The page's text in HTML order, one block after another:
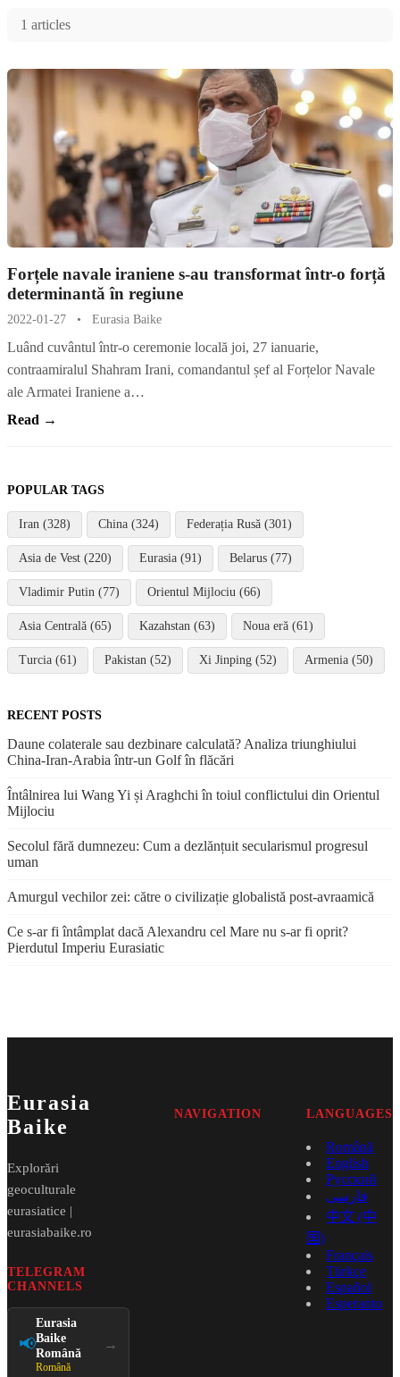
1 articles
Forțele navale iraniene s-au transformat într-o forță
determinantă în regiune
2022-01-27 • Eurasia Baike
Luând cuvântul într-o ceremonie locală joi, 27 ianuarie,
contraamiralul Shahram Irani, comandantul șef al Forțelor Navale
ale Armatei Iraniene a…
Read →
POPULAR TAGS
Iran (328) China (324) Federația Rusă (301)
Asia de Vest (220) Eurasia (91) Belarus (77)
Vladimir Putin (77) Orientul Mijlociu (66)
Asia Centrală (65) Kazahstan (63) Noua eră (61)
Turcia (61) Pakistan (52) Xi Jinping (52) Armenia (50)
RECENT POSTS
Daune colaterale sau dezbinare calculată? Analiza triunghiului
China-Iran-Arabia într-un Golf în flăcări
Întâlnirea lui Wang Yi și Araghchi în toiul conflictului din Orientul
Mijlociu
Secolul fără dumnezeu: Cum a dezlănțuit secularismul progresul
uman
Amurgul vechilor zei: către o civilizație globalistă post-avraamică
Ce s-ar fi întâmplat dacă Alexandru cel Mare nu s-ar fi oprit?
Pierdutul Imperiu Eurasiatic
Eurasia
Baike
Explorări
geoculturale
eurasiatice |
eurasiabaike.ro
TELEGRAM
CHANNELS
📢
Eurasia
Baike
Română
Română
→
NAVIGATION LANGUAGES
Română
English
Русский
فارسی
中文 (中
国)
Français
Türkçe
Español
Esperanto